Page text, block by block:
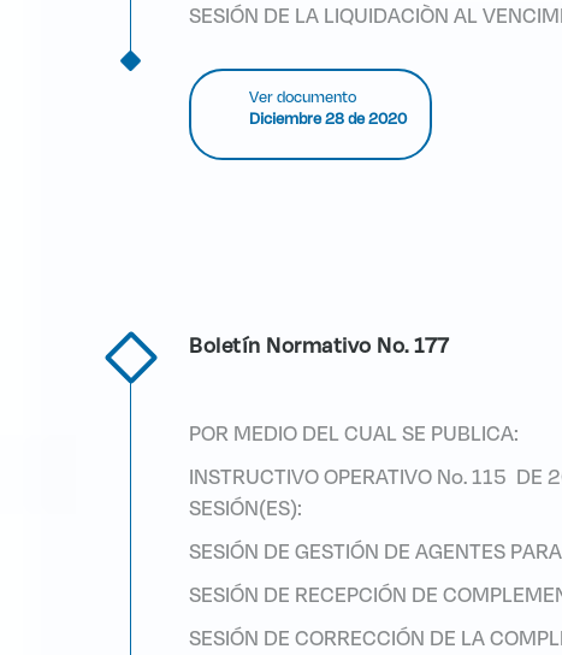
SESIÓN DE LA LIQUIDACIÒN AL
Ver documento
Diciembre 28 de 2020
Boletín Normativo No. 177
POR MEDIO DEL CUAL SE PUBLICA:
INSTRUCTIVO OPERATIVO No. 115 DE
SESIÓN(ES):
SESIÓN DE GESTIÓN DE AGENTES
SESIÓN DE RECEPCIÓN DE
SESIÓN DE CORRECCIÓN DE LA